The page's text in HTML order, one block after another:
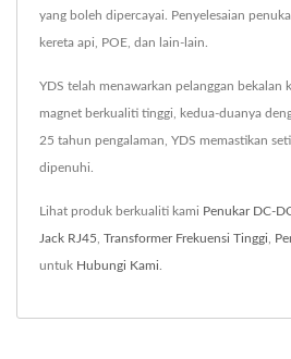
yang boleh dipercayai. Penyelesaian
kereta api, POE, dan lain-lain.
YDS telah menawarkan pelanggan bekalan
magnet berkualiti tinggi, kedua-duanya
25 tahun pengalaman, YDS memastikan
dipenuhi.
Lihat produk berkualiti kami Penukar DC-
Jack RJ45 Transformer Frekuensi Tinggi
untuk Hubungi Kami